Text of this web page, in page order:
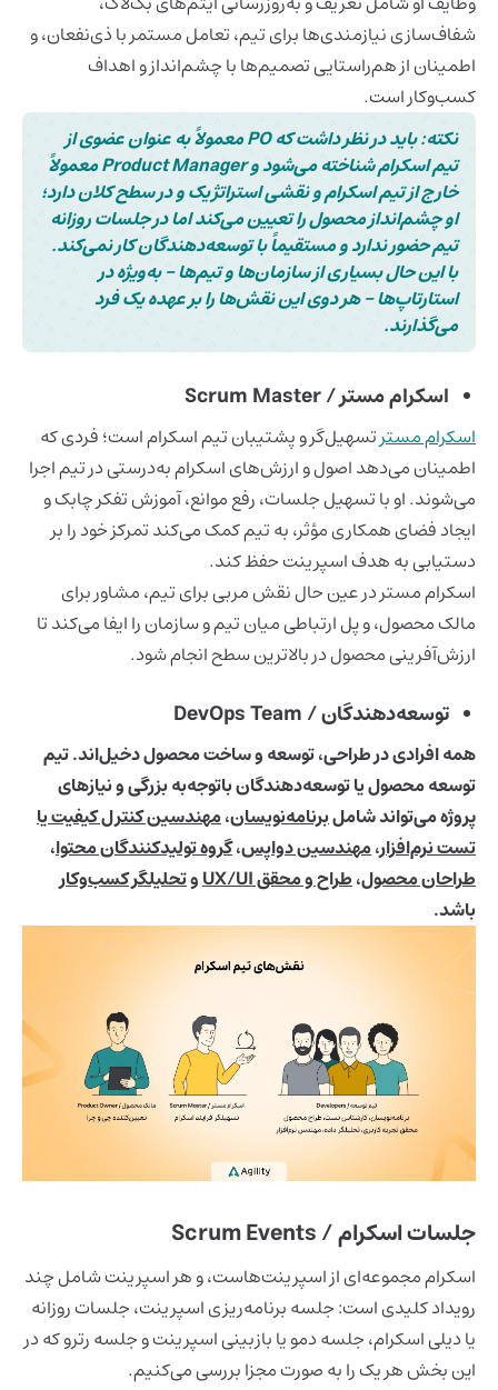
شفاف‌سازی نیازمندی‌ها برای تیم، تعامل مستمر با ذی‌نفعان، و
اطمینان از هم‌راستایی تصمیم‌ها با چشم‌انداز و اهداف
کسب‌وکار است.
نکته: باید در نظر داشت که PO معمولاً به عنوان عضوی از
تیم اسکرام شناخته می‌شود و Product Manager معمولاً
خارج از تیم اسکرام و نقشی استراتژیک و در سطح کلان دارد؛
او چشم‌انداز محصول را تعیین می‌کند اما در جلسات روزانه
تیم حضور ندارد و مستقیماً با توسعه‌دهندگان کار نمی‌کند.
با این حال بسیاری از سازمان‌ها و تیم‌ها - به‌ویژه در
استارتاپ‌ها - هر دوی این نقش‌ها را بر عهده یک فرد
می‌‌گذارند.
اسکرام مستر / Scrum Master
اسکرام مسترتسهیل‌گر و پشتیبان تیم اسکرام است؛ فردی که
اطمینان می‌دهد اصول و ارزش‌های اسکرام به‌درستی در تیم اجرا
می‌شوند. او با تسهیل جلسات، رفع موانع، آموزش تفکر چابک و
ایجاد فضای همکاری مؤثر، به تیم کمک می‌کند تمرکز خود را بر
دستیابی به هدف اسپرینت حفظ کند.
اسکرام مستر در عین حال نقش مربی برای تیم، مشاور برای
مالک محصول، و پل ارتباطی میان تیم و سازمان را ایفا می‌کند تا
ارزش‌آفرینی محصول در بالاترین سطح انجام شود.
توسعه‌دهندگان / DevOps Team
همه افرادی در طراحی، توسعه و ساخت محصول دخیل‌اند. تیم
توسعه محصول یا توسعه‌دهندگان باتوجه‌به بزرگی و نیازهای
پروژه می‌تواند شاملبرنامه‌نویسان،مهندسین کنترل کیفیت یا
تست نرم‌افزار،مهندسین دواپس،گروه تولیدکنندگان محتوا،
طراحان محصول،طراح و محقق UX/UI وتحلیلگر کسب‌وکار
باشد.
جلسات اسکرام / Scrum Events
اسکرام مجموعه‌ای از اسپرینت‌هاست، و هر اسپرینت شامل چند
رویداد کلیدی است: جلسه برنامه‌ریزی اسپرینت، جلسات روزانه
یا دیلی اسکرام، جلسه دمو یا بازبینی اسپرینت و جلسه رترو که در
این بخش هر یک را به صورت مجزا بررسی می‌کنیم.